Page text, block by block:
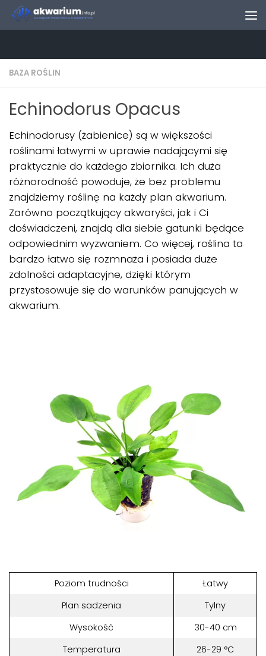
Skip to content
BAZA ROŚLIN
Echinodorus Opacus
Echinodorusy (żabienice) są w większości
roślinami łatwymi w uprawie nadającymi się
praktycznie do każdego zbiornika. Ich duża
różnorodność powoduje, że bez problemu
znajdziemy roślinę na każdy plan akwarium.
Zarówno początkujący akwaryści, jak i Ci
doświadczeni, znajdą dla siebie gatunki będące
odpowiednim wyzwaniem. Co więcej, roślina ta
bardzo łatwo się rozmnaża i posiada duże
zdolności adaptacyjne, dzięki którym
przystosowuje się do warunków panujących w
akwarium.
Poziom trudności
Łatwy
Plan sadzenia
Tylny
Wysokość
30-40 cm
Temperatura
26-29 °C